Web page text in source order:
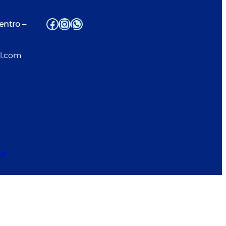
–
Facebook InstagramWhatsApp